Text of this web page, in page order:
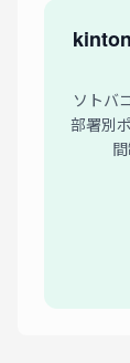
ソトバ
部署別